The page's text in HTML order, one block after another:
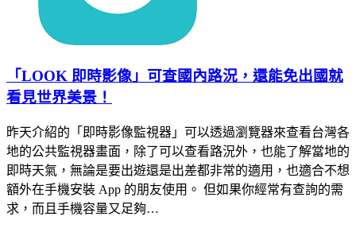
「LOOK 即時影像」可查國內路況，還能免出國就
看見世界美景！
昨天介紹的「即時影像監視器」可以透過瀏覽器來查看台灣各
地的公共監視器畫面，除了可以查看路況外，也能了解當地的
即時天氣，無論是要出遊還是出差都非常的適用，也適合不想
額外在手機安裝 App 的朋友使用。 但如果你經常有查詢的需
求，而且手機容量又足夠…